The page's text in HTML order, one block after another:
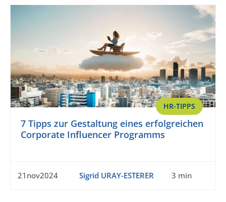
HR-TIPPS
7 Tipps zur Gestaltung eines erfolgreichen
Corporate Influencer Programms
21nov2024 Sigrid URAY-ESTERER 3 min